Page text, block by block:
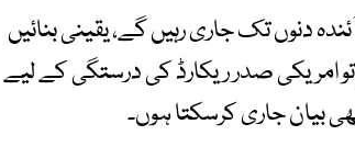
دنوں تک جاری رہیں گے، یقینی بنائیں
امریکی صدر ریکارڈ کی درستگی کے لیے
بیان جاری کرسکتا ہوں۔